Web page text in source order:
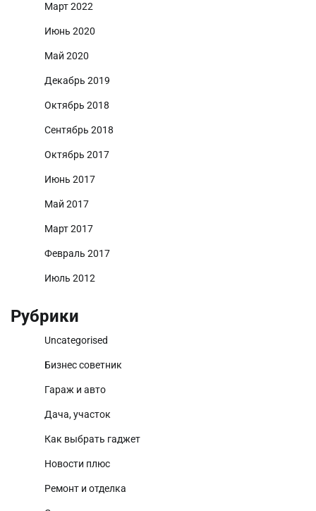
Март 2022
Июнь 2020
Май 2020
Декабрь 2019
Октябрь 2018
Сентябрь 2018
Октябрь 2017
Июнь 2017
Май 2017
Март 2017
Февраль 2017
Июль 2012
Рубрики
Uncategorised
Бизнес советник
Гараж и авто
Дача, участок
Как выбрать гаджет
Новости плюс
Ремонт и отделка